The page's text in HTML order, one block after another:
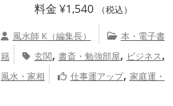
料金 ¥1,540 （税込）
風水師 K（編集長）
本・電子書
籍
玄関, 書斎・勉強部屋, ビジネス,
風水・家相 仕事運アップ, 家庭運・